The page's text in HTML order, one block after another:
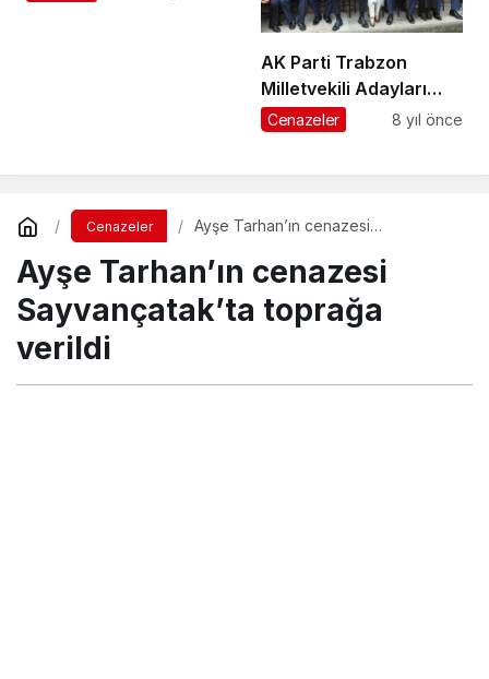
AK Parti Trabzon
Milletvekili Adayları
Şalpazarı ve
Cenazeler 8 yıl önce
Cenazeler
Ayşe Tarhan’ın cenazesi
Ayşe Tarhan’ın cenazesi
Sayvançatak’ta toprağa
verildi